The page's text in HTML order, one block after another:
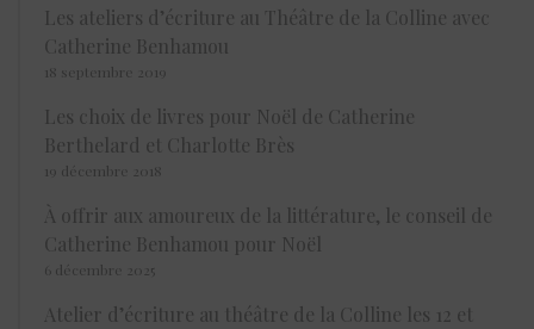
Les ateliers d’écriture au Théâtre de la Colline avec
Catherine Benhamou
18 septembre 2019
Les choix de livres pour Noël de Catherine
Berthelard et Charlotte Brès
19 décembre 2018
À offrir aux amoureux de la littérature, le conseil de
Catherine Benhamou pour Noël
6 décembre 2025
Atelier d’écriture au théâtre de la Colline les 12 et